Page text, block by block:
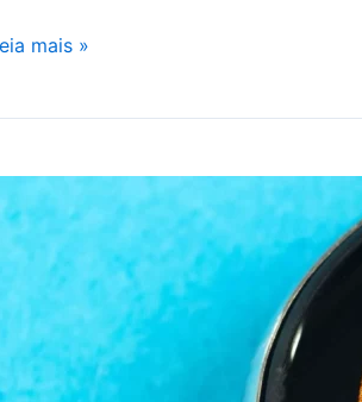
mais »
Baixar